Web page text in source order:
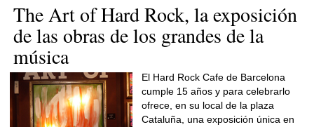
The Art of Hard Rock, la exposición
de las obras de los grandes de la
música
El Hard Rock Cafe de Barcelona
cumple 15 años y para celebrarlo
ofrece, en su local de la plaza
Cataluña, una exposición única en